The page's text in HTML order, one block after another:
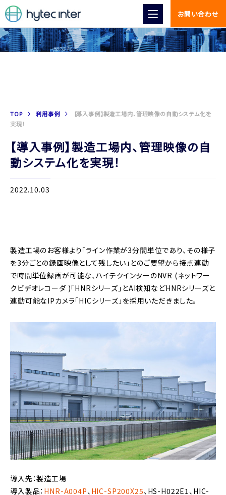
お問い合わせ
TOP 利用事例
【導入事例】製造工場内、管理映像の自動システム化を
実現！
【導入事例】製造工場内、管理映像の自
動システム化を実現！
2022.10.03
製造工場のお客様より「ライン作業が3分間単位であり、その様子
を3分ごとの録画映像として残したい」とのご要望から接点連動
で時間単位録画が可能な、ハイテクインターのNVR (ネットワー
クビデオレコーダ )「HNRシリーズ」とAI検知などHNRシリーズと
連動可能なIPカメラ「HICシリーズ」を採用いただきました。
導入先：製造工場
導入製品： HNR-A004P、 HIC-SP200X25、HS-H022E1、HIC-